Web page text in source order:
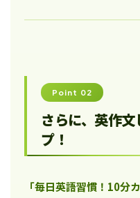
Point 02
さらに、英作
プ！
「毎日英語習慣！10分